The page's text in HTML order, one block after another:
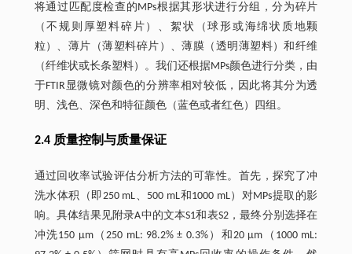
将通过匹配度检查的MPs根据其形状进行分组，分为碎片
（不规则厚塑料碎片）、絮状（球形或海绵状质地颗
粒）、薄片（薄塑料碎片）、薄膜（透明薄塑料）和纤维
（纤维状或长条塑料）。我们还根据MPs颜色进行分类，由
于FTIR显微镜对颜色的分辨率相对较低，因此将其分为透
明、浅色、深色和特征颜色（蓝色或者红色）四组。
2.4 质量控制与质量保证
通过回收率试验评估分析方法的可靠性。首先，探究了冲
洗水体积（即250 mL、500 mL和1000 mL）对MPs提取的影
响。具体结果见附录A中的文本S1和表S2，最终分别选择在
冲洗150 μm（250 mL: 98.2% ± 0.3%）和20 μm（1000 mL: